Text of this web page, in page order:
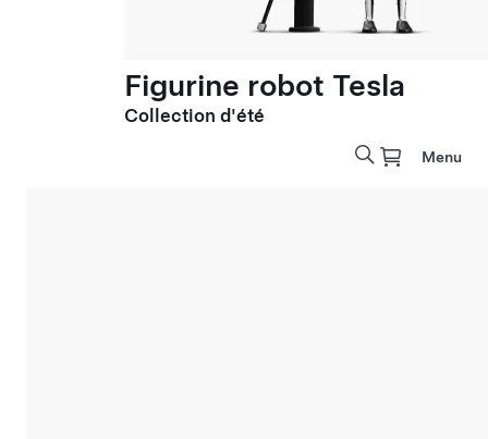
Figurine robot Tesla
Collection d'été
Menu